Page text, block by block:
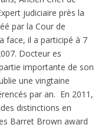
judiciaire près la
par la Cour de
face, il a participé à 7
Docteur es
importante de son
une vingtaine
par an. En 2011,
distinctions en
Barret Brown award